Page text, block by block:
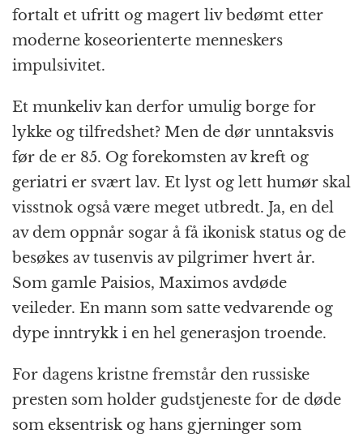
fortalt et ufritt og magert liv bedømt etter
moderne koseorienterte menneskers
impulsivitet.
Et munkeliv kan derfor umulig borge for
lykke og tilfredshet? Men de dør unntaksvis
før de er 85. Og forekomsten av kreft og
geriatri er svært lav. Et lyst og lett humør skal
visstnok også være meget utbredt. Ja, en del
av dem oppnår sogar å få ikonisk status og de
besøkes av tusenvis av pilgrimer hvert år.
Som gamle Paisios, Maximos avdøde
veileder. En mann som satte vedvarende og
dype inntrykk i en hel generasjon troende.
For dagens kristne fremstår den russiske
presten som holder gudstjeneste for de døde
som eksentrisk og hans gjerninger som